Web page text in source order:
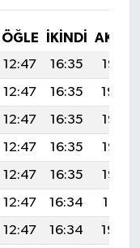
ÖĞLE İKINDI
12:47 16:35
19:55
12:47 16:35
19:54
12:47 16:35
19:53
12:47 16:35
19:52
12:47 16:35
19:52
12:47 16:34
19:51
12:47 16:34
19:50